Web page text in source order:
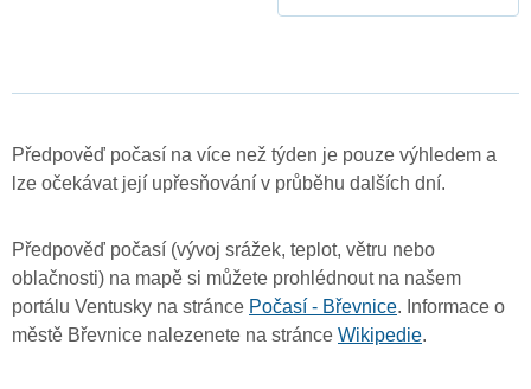
Předpověď počasí na více než týden je pouze výhledem a
lze očekávat její upřesňování v průběhu dalších dní.
Předpověď počasí (vývoj srážek, teplot, větru nebo
oblačnosti) na mapě si můžete prohlédnout na našem
portálu Ventusky na stránce Počasí - Břevnice. Informace o
městě Břevnice nalezenete na stránce Wikipedie.